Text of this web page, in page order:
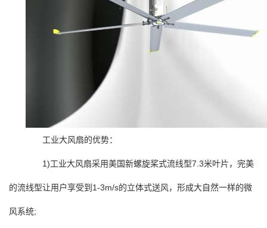
工业大风扇的优势：
1)工业大风扇采用美国新螺旋桨式流线型7.3米叶片，完美
的流线型让用户享受到1-3m/s的立体式送风，形成大自然一样的微
风系统;